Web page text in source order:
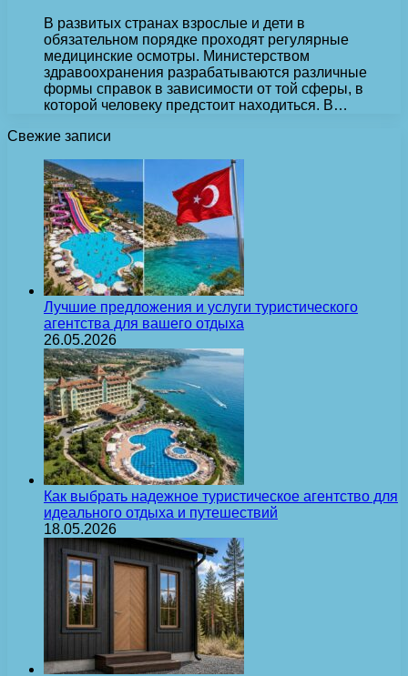
В развитых странах взрослые и дети в
обязательном порядке проходят регулярные
медицинские осмотры. Министерством
здравоохранения разрабатываются различные
формы справок в зависимости от той сферы, в
которой человеку предстоит находиться. В…
Свежие записи
Лучшие предложения и услуги туристического
агентства для вашего отдыха
26.05.2026
Как выбрать надежное туристическое агентство для
идеального отдыха и путешествий
18.05.2026